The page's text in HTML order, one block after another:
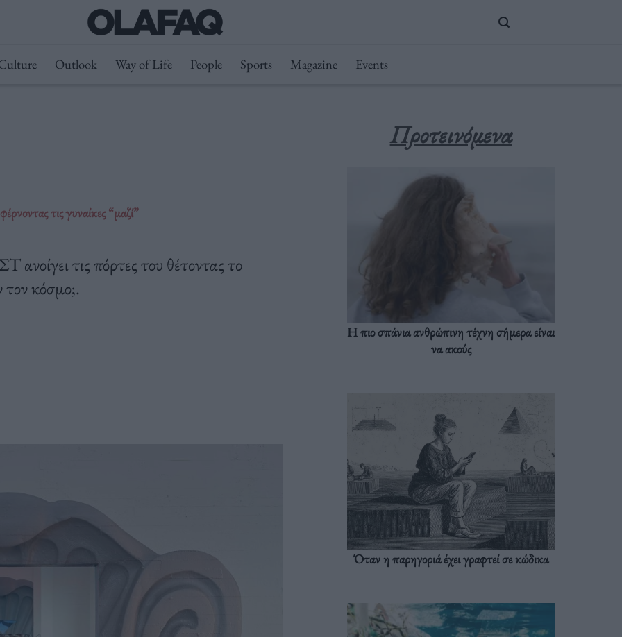
Outlook Way of Life People Sports Magazine Events
τις γυναίκες “μαζί”
ανοίγει τις πόρτες του θέτοντας το
τον κόσμο;.
Προτεινόμενα
Η πιο σπάνια ανθρώπινη τέχνη σήμερα είναι
να ακούς
Όταν η παρηγοριά έχει γραφτεί σε κώδικα